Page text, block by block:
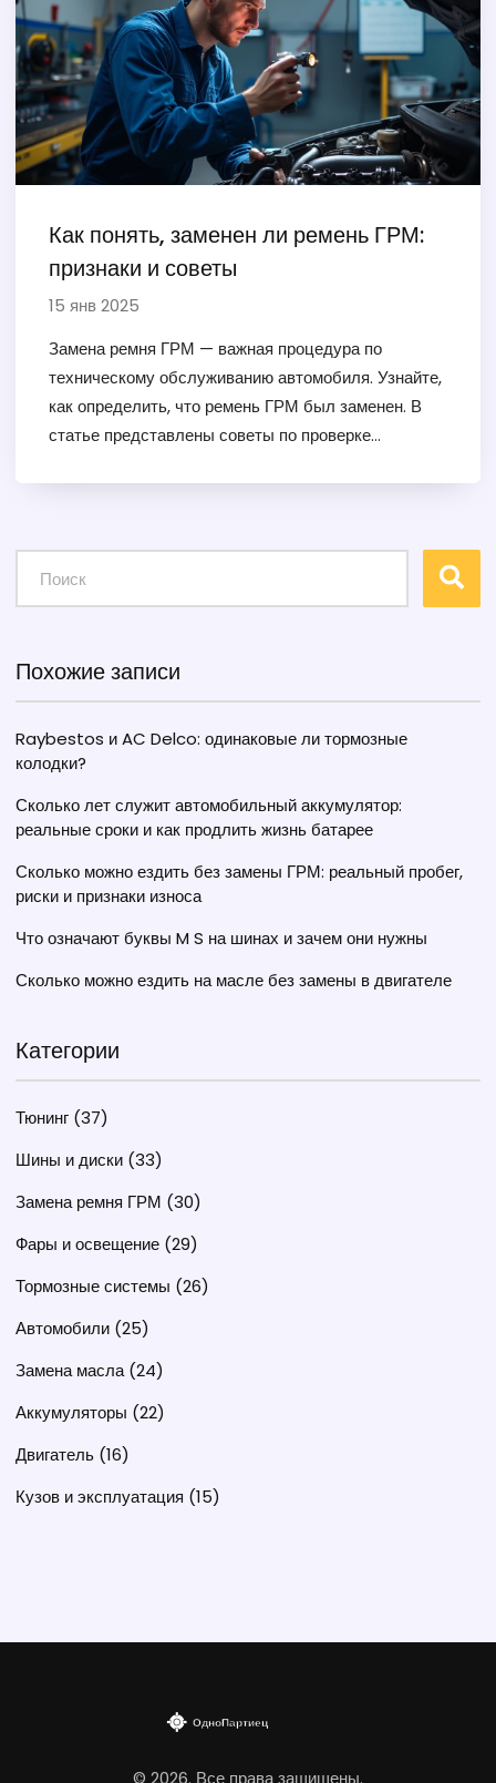
Как понять, заменен ли ремень ГРМ:
признаки и советы
15 янв 2025
Замена ремня ГРМ — важная процедура по
техническому обслуживанию автомобиля. Узнайте,
как определить, что ремень ГРМ был заменен. В
статье представлены советы по проверке
качестве проведенных работ.
Похожие записи
Raybestos и AC Delco: одинаковые ли тормозные
колодки?
Сколько лет служит автомобильный аккумулятор:
реальные сроки и как продлить жизнь батарее
Сколько можно ездить без замены ГРМ: реальный пробег,
риски и признаки износа
Что означают буквы M S на шинах и зачем они нужны
Сколько можно ездить на масле без замены в двигателе
Категории
Тюнинг (37)
Шины и диски (33)
Замена ремня ГРМ (30)
Фары и освещение (29)
Тормозные системы (26)
Автомобили (25)
Замена масла(24)
Аккумуляторы (22)
Двигатель (16)
Кузов и эксплуатация (15)
© 2026. Все права защищены.